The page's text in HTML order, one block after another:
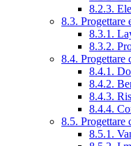
8.2.3.
8.3. Progettare
8.3.1.
8.3.2.
8.4. Progettare
8.4.1.
8.4.2.
8.4.3.
8.4.4.
8.5. Progettare
8.5.1.